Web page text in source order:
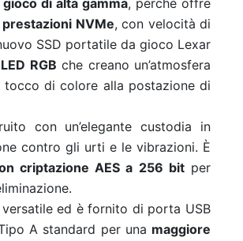
di alta gamma, perché offre
NVMe, con velocità di
SSD portatile da gioco Lexar
RGB che creano un’atmosfera
di colore alla postazione di
con un’elegante custodia in
contro gli urti e le vibrazioni. È
criptazione AES a 256 bitper
versatile ed è fornito di porta USB
A standard per una maggiore